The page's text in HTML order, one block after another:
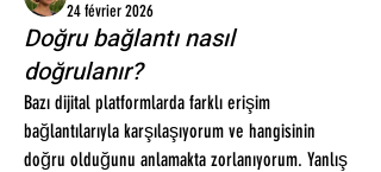
24 février 2026
Doğru bağlantı nasıl
doğrulanır?
Bazı dijital platformlarda farklı erişim
bağlantılarıyla karşılaşıyorum ve hangisinin
doğru olduğunu anlamakta zorlanıyorum. Yanlış